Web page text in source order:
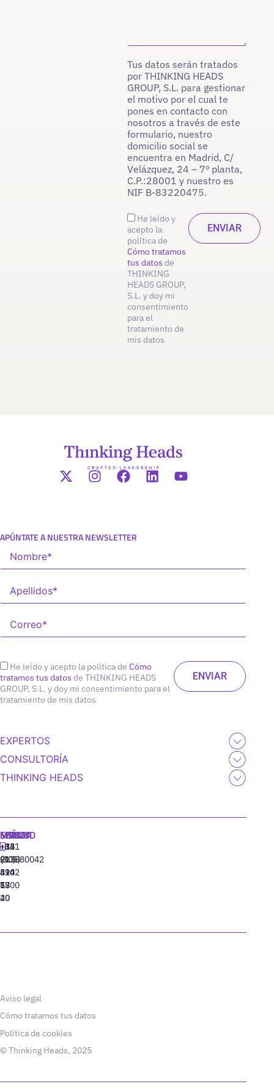
Tus datos serán tratados
por THINKING HEADS
GROUP, S.L. para gestionar
el motivo por el cual te
pones en contacto con
nosotros a través de este
formulario, nuestro
domicilio social se
encuentra en Madrid, C/
Velázquez, 24 – 7º planta,
C.P.:28001 y nuestro es
NIF B-83220475.
He leído y
acepto la
política de
Cómo tratamos
tus datos de
THINKING
HEADS GROUP,
S.L. y doy mi
consentimiento
para el
tratamiento de
mis datos
APÚNTATE A NUESTRA NEWSLETTER
He leído y acepto la política de Cómo
tratamos tus datos de THINKING HEADS
GROUP, S.L. y doy mi consentimiento para el
tratamiento de mis datos
EXPERTOS
CONSULTORÍA
THINKING HEADS
MADRID
+34
91
310
77
40
MIAMI
+1
(305)
424
13
20
SEÚL
+82
(10)
8942
6800
LISBOA
‪+351
213880042
Aviso legal
Cómo tratamos tus datos
Política de cookies
© Thinking Heads, 2025